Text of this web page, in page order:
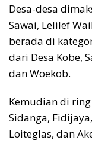
Desa-desa
Sawai, Lelilef
berada di
dari Desa Kobe,
dan Woekob.
Kemudian di
Sidanga,
Loiteglas, dan